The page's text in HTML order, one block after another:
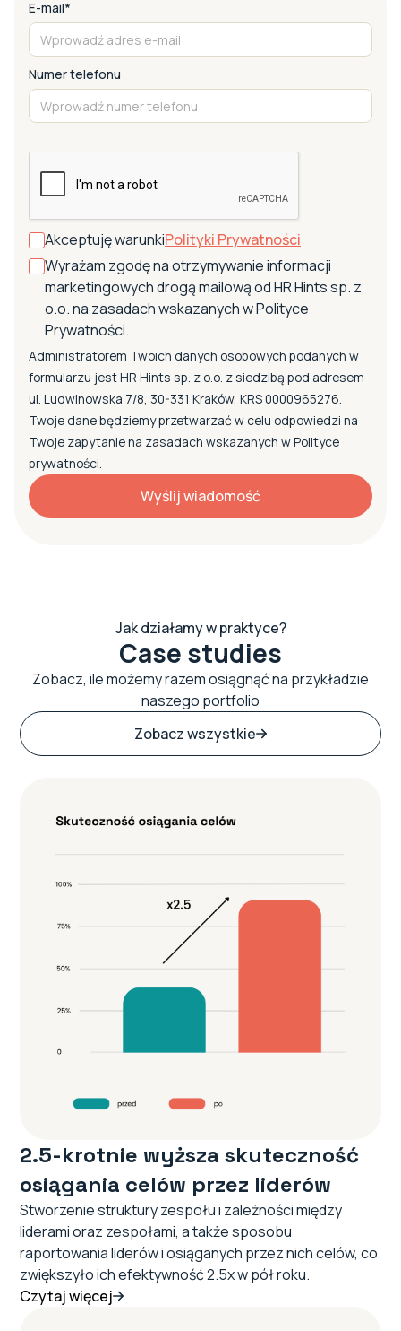
E-mail*
Numer telefonu
Akceptuję warunkiPolityki Prywatności
Wyrażam zgodę na otrzymywanie informacji
marketingowych drogą mailową od HR Hints sp. z
o.o. na zasadach wskazanych w Polityce
Prywatności.
Administratorem Twoich danych osobowych podanych w
formularzu jest HR Hints sp. z o.o. z siedzibą pod adresem
ul. Ludwinowska 7/8, 30-331 Kraków, KRS 0000965276.
Twoje dane będziemy przetwarzać w celu odpowiedzi na
Twoje zapytanie na zasadach wskazanych w Polityce
prywatności.
Jak działamy w praktyce?
Case studies
Zobacz, ile możemy razem osiągnąć na przykładzie
naszego portfolio
Zobacz wszystkie
2.5-krotnie wyższa skuteczność
osiągania celów przez liderów
Stworzenie struktury zespołu i zależności między
liderami oraz zespołami, a także sposobu
raportowania liderów i osiąganych przez nich celów, co
zwiększyło ich efektywność 2.5x w pół roku.
Czytaj więcej